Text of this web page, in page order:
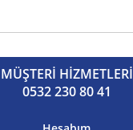
MÜŞTERİ HİZMETLERİ
0532 230 80 41